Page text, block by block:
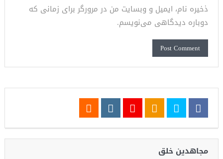
ذخیره نام، ایمیل و وبسایت من در مرورگر برای زمانی که
دوباره دیدگاهی می‌نویسم.
مجاهدین خلق